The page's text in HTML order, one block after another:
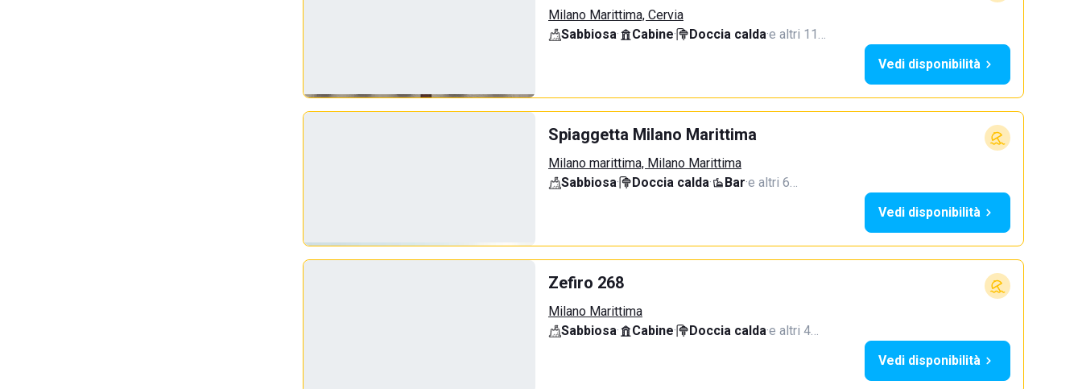
Milano Marittima, Cervia
Sabbiosa· Cabine· Doccia calda·e altri 11…
Vedi disponibilità
Spiaggetta Milano Marittima
Milano marittima, Milano Marittima
Sabbiosa· Doccia calda· Bar·e altri 6…
Vedi disponibilità
Zefiro 268
Milano Marittima
Sabbiosa· Cabine· Doccia calda·e altri 4…
Vedi disponibilità